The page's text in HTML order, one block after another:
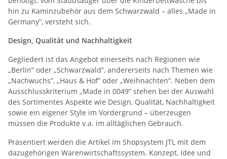
hin zu Kaminzubehör aus dem Schwarzwald – alles „Made in
Germany”, versteht sich.
Design, Qualität und Nachhaltigkeit
Gegliedert ist das Angebot einerseits nach Regionen wie
„Berlin” oder „Schwarzwald”, andererseits nach Themen wie
„Nachwuchs”, „Haus & Hof” oder „Weihnachten”. Neben dem
Ausschlusskriterium „Made in 0049” stehen bei der Auswahl
des Sortimentes Aspekte wie Design, Qualität, Nachhaltigkeit
sowie ein eigener Style im Vordergrund – überzeugen
müssen die Produkte v.a. im alltäglichen Gebrauch.
Präsentiert werden die Artikel im Shopsystem JTL mit dem
dazugehörigen Warenwirtschaftssystem. Konzept, Idee und